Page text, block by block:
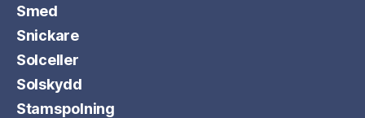
Smed
Snickare
Solceller
Solskydd
Stamspolning